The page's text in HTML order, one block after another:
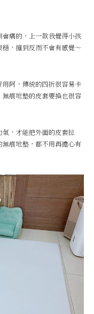
痛的，上一款我覺得小孩
，撞到反而不會有感覺～
阿，傳統的四折很容易卡
痕地墊的皮套要換也很容
，才能把外面的皮套拉
痕地墊，都不用再擔心有